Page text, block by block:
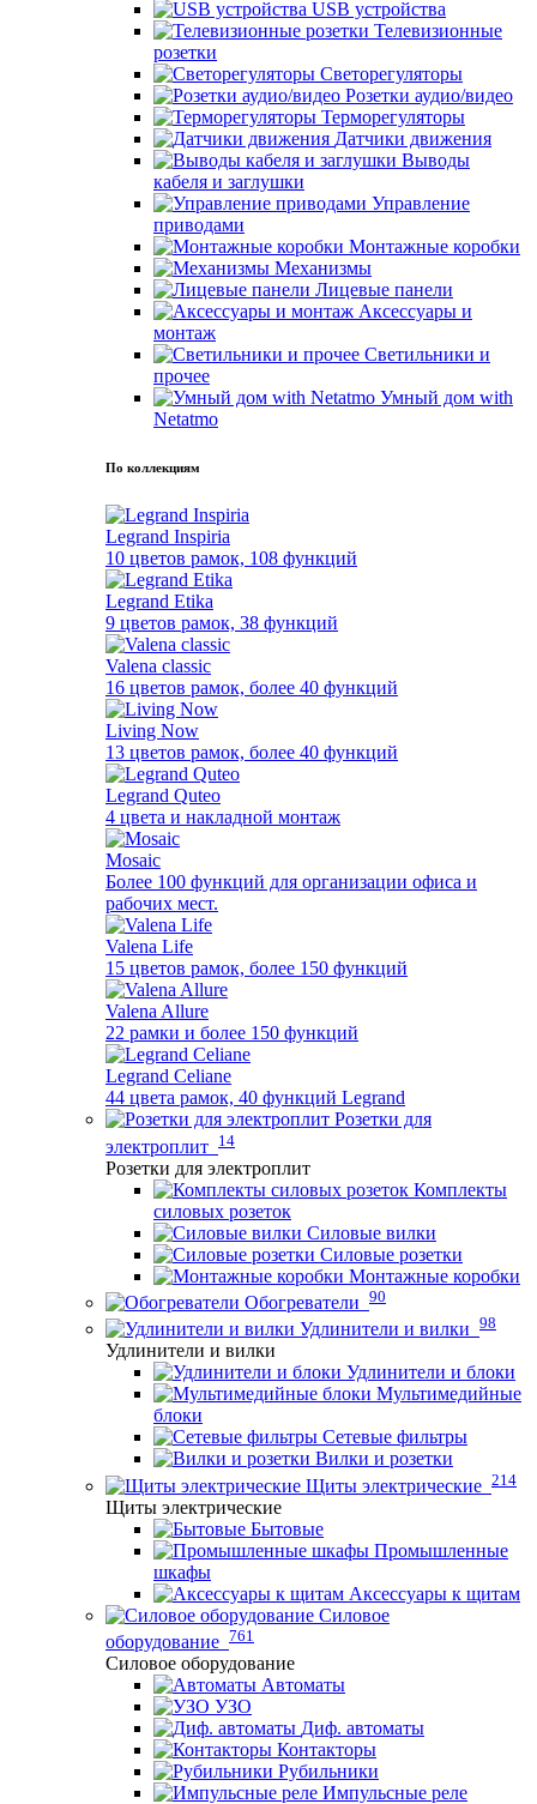
USB устройства
Телевизионные
розетки
Светорегуляторы
Розетки аудио/видео
Терморегуляторы
Датчики движения
Выводы
кабеля и заглушки
Управление
приводами
Монтажные коробки
Механизмы
Лицевые панели
Аксессуары и
монтаж
Светильники и
прочее
Умный дом with
Netatmo
По коллекциям
Legrand Inspiria
10 цветов рамок, 108 функций
Legrand Etika
9 цветов рамок, 38 функций
Valena classic
16 цветов рамок, более 40 функций
Living Now
13 цветов рамок, более 40 функций
Legrand Quteo
4 цвета и накладной монтаж
Mosaic
Более 100 функций для организации офиса и
рабочих мест.
Valena Life
15 цветов рамок, более 150 функций
Valena Allure
22 рамки и более 150 функций
Legrand Celiane
44 цвета рамок, 40 функций Legrand
Розетки для
электроплит 14
Розетки для электроплит
Комплекты
силовых розеток
Силовые вилки
Силовые розетки
Монтажные коробки
Обогреватели 90
Удлинители и вилки 98
Удлинители и вилки
Удлинители и блоки
Мультимедийные
блоки
Сетевые фильтры
Вилки и розетки
Щиты электрические 214
Щиты электрические
Бытовые
Промышленные
шкафы
Аксессуары к щитам
Силовое
оборудование 761
Силовое оборудование
Автоматы
УЗО
Диф. автоматы
Контакторы
Рубильники
Импульсные реле